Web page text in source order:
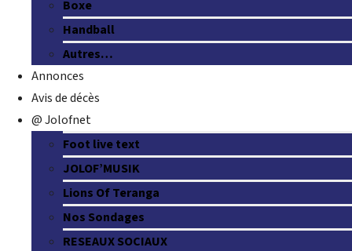
Boxe
Handball
Autres…
Annonces
Avis de décès
@ Jolofnet
Foot live text
JOLOF’MUSIK
Lions Of Teranga
Nos Sondages
RESEAUX SOCIAUX